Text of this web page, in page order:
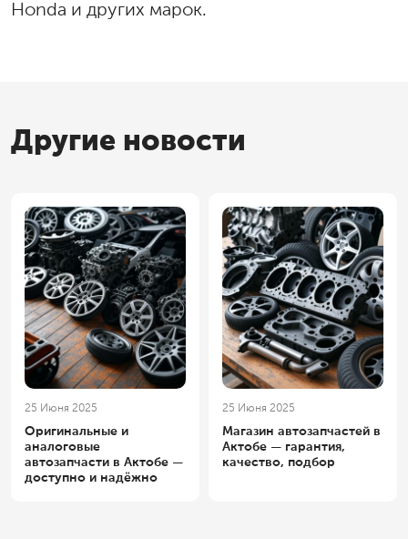
Honda и других марок.
Другие новости
25 Июня 2025
Оригинальные и
аналоговые
автозапчасти в Актобе —
доступно и надёжно
25 Июня 2025
Магазин автозапчастей в
Актобе — гарантия,
качество, подбор